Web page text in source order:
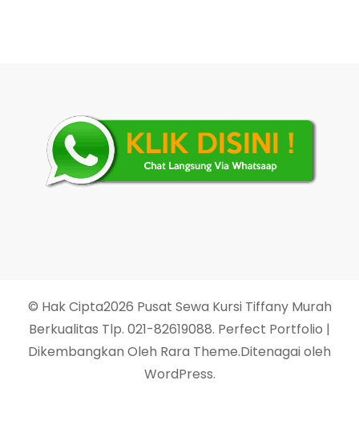
© Hak Cipta2026 Pusat Sewa Kursi Tiffany Murah
Berkualitas Tlp. 021-82619088. Perfect Portfolio |
Dikembangkan Oleh Rara Theme.Ditenagai oleh
WordPress.